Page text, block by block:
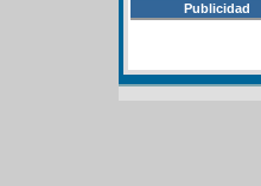
Publicidad